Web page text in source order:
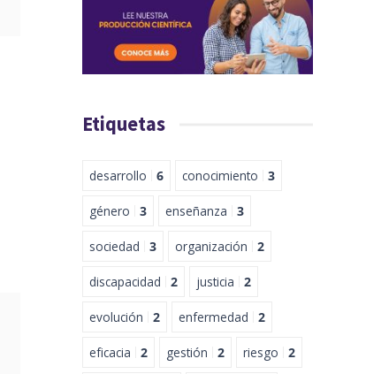
Etiquetas
desarrollo 6 conocimiento 3
género 3 enseñanza 3
sociedad 3 organización 2
discapacidad 2 justicia 2
evolución 2 enfermedad 2
eficacia 2 gestión 2 riesgo 2